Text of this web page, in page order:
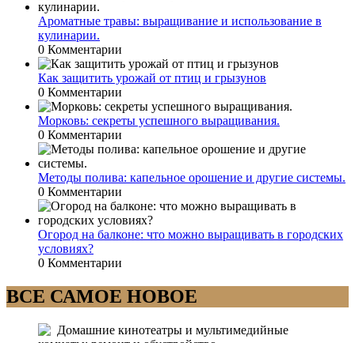
Ароматные травы: выращивание и использование в
кулинарии.
0 Комментарии
Как защитить урожай от птиц и грызунов
0 Комментарии
Морковь: секреты успешного выращивания.
0 Комментарии
Методы полива: капельное орошение и другие системы.
0 Комментарии
Огород на балконе: что можно выращивать в городских
условиях?
0 Комментарии
ВСЕ САМОЕ НОВОЕ